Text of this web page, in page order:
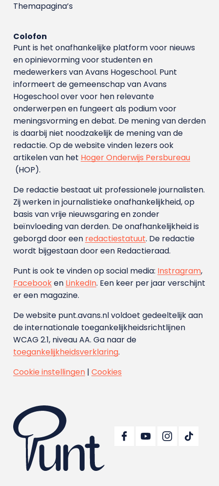
Themapagina’s
Colofon
Punt is het onafhankelijke platform voor nieuws
en opinievorming voor studenten en
medewerkers van Avans Hoge­school. Punt
informeert de gemeenschap van Avans
Hogeschool over voor hen relevante
onderwerpen en fungeert als podium voor
meningsvorming en debat. De mening van derden
is daarbij niet noodzakelijk de mening van de
redactie. Op de website vinden lezers ook
artikelen van het Hoger Onderwijs Persbureau
(HOP).
De redactie bestaat uit professionele journalisten.
Zij werken in journalistieke onafhankelijkheid, op
basis van vrije nieuwsgaring en zonder
beïnvloeding van derden. De onafhankelijkheid is
geborgd door een redactiestatuut. De redactie
wordt bijgestaan door een Redactieraad.
Punt is ook te vinden op social media: Instragram,
Facebooken LinkedIn. Een keer per jaar verschijnt
er een magazine.
De website punt.avans.nl voldoet gedeeltelijk aan
de internationale toegankelijkheidsrichtlijnen
WCAG 2.1, niveau AA. Ga naar de
toegankelijkheidsverklaring.
Cookie instellingen| Cookies